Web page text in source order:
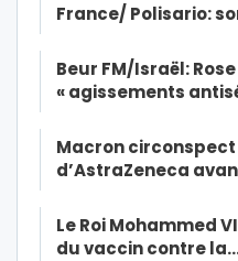
France/ Polisario:
Beur FM/Israël:
« agissements
Macron
d’AstraZeneca
Le Roi Mohammed
du vaccin contre